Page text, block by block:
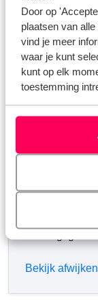
Door op
plaatsen van
vind je meer
waar je kunt
kunt op elk
toestemming
Heb jij jouw
Whatsapp
WhatsApp
kunt ons op
rekening met
Bekijk